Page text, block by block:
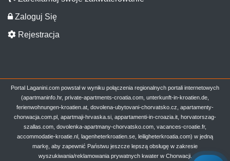
Zaloguj Się
Rejestracja
Portal Laganini.com powstał w wyniku połączenia regionalnych portali internetowych
(apartmaninfo.hr, private-apartments-croatia.com, unterkunft-in-kroatien.de,
ferienwohnungen-kroatien.at, dovolena-ubytovani-chorvatsko.cz, apartamenty-
chorwacja.com.pl, apartmaji-hrvaska.si, appartamenti-in-croazia.it, horvatorszag-
szallas.com, dovolenka-apartmany-chorvatsko.com, vacances-croatie.fr,
accommodatie-kroatie.nl, lagenheterkroatien.se, leiligheterkroatia.com) w jedną
markę, aby zapewnić Państwu jeszcze lepszą obsługę w zakresie
wyszukiwania/reklamowania prywatnych kwater w Chorwacji.